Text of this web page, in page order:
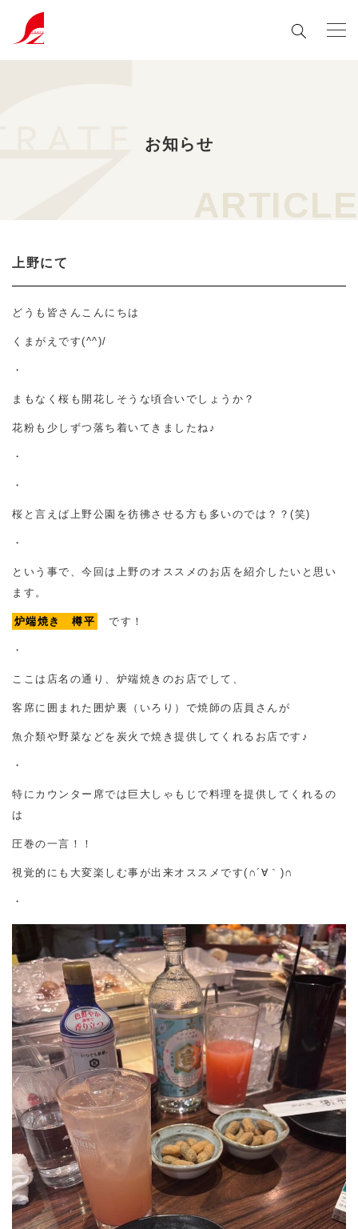
お知らせ
ARTICLE
上野にて
どうも皆さんこんにちは
くまがえです(^^)/
・
まもなく桜も開花しそうな頃合いでしょうか？
花粉も少しずつ落ち着いてきましたね♪
・
・
桜と言えば上野公園を彷彿させる方も多いのでは？？(笑)
・
という事で、今回は上野のオススメのお店を紹介したいと思い
ます。
炉端焼き 樽平 です！
・
ここは店名の通り、炉端焼きのお店でして、
客席に囲まれた囲炉裏（いろり）で焼師の店員さんが
魚介類や野菜などを炭火で焼き提供してくれるお店です♪
・
特にカウンター席では巨大しゃもじで料理を提供してくれるの
は
圧巻の一言！！
視覚的にも大変楽しむ事が出来オススメです(∩´∀｀)∩
・